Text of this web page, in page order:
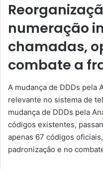
numeração
chamadas,
combate a
A mudança de DDDs pela
relevante no sistema de
mudança de DDDs pela
códigos existentes,
apenas 67 códigos
padronização e no